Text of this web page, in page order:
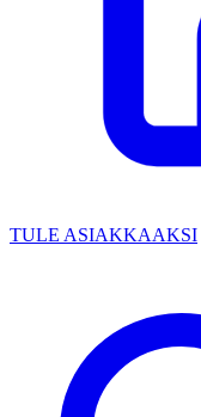
TULE ASIAKKAAKSI